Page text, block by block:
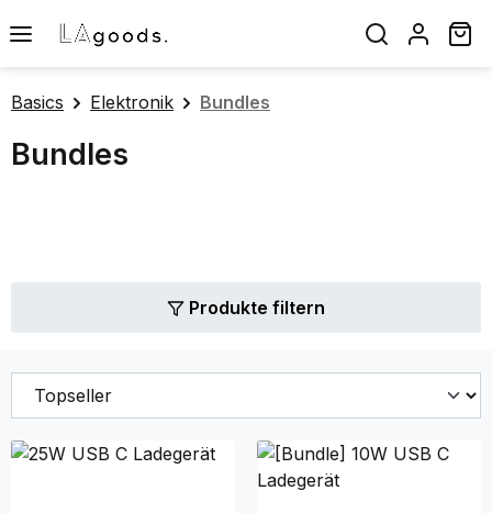
Zum Hauptinhalt springen
Basics Elektronik Bundles
Bundles
Produkte filtern